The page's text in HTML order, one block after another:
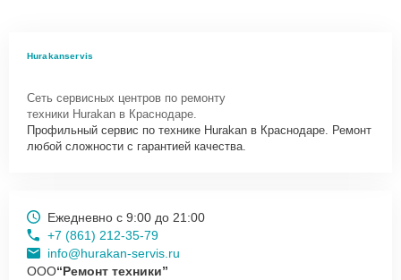
Hurakanservis
Сеть сервисных центров по ремонту
техники Hurakan в Краснодаре.
Профильный сервис по технике Hurakan в Краснодаре. Ремонт
любой сложности с гарантией качества.
Ежедневно с 9:00 до 21:00
+7 (861) 212-35-79
info@hurakan-servis.ru
ООО“Ремонт техники”